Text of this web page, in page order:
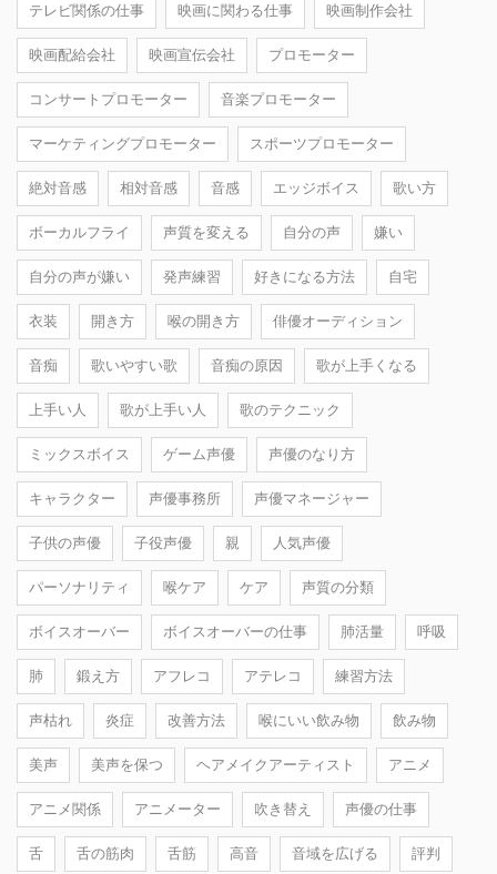
テレビ関係の仕事 映画に関わる仕事 映画制作会社
映画配給会社 映画宣伝会社 プロモーター
コンサートプロモーター 音楽プロモーター
マーケティングプロモーター スポーツプロモーター
絶対音感 相対音感 音感 エッジボイス 歌い方
ボーカルフライ 声質を変える 自分の声 嫌い
自分の声が嫌い 発声練習 好きになる方法 自宅
衣装 開き方 喉の開き方 俳優オーディション
音痴 歌いやすい歌 音痴の原因 歌が上手くなる
上手い人 歌が上手い人 歌のテクニック
ミックスボイス ゲーム声優 声優のなり方
キャラクター 声優事務所 声優マネージャー
子供の声優 子役声優 親 人気声優
パーソナリティ 喉ケア ケア 声質の分類
ボイスオーバー ボイスオーバーの仕事 肺活量 呼吸
肺 鍛え方 アフレコ アテレコ 練習方法
声枯れ 炎症 改善方法 喉にいい飲み物 飲み物
美声 美声を保つ ヘアメイクアーティスト アニメ
アニメ関係 アニメーター 吹き替え 声優の仕事
舌 舌の筋肉 舌筋 高音 音域を広げる 評判